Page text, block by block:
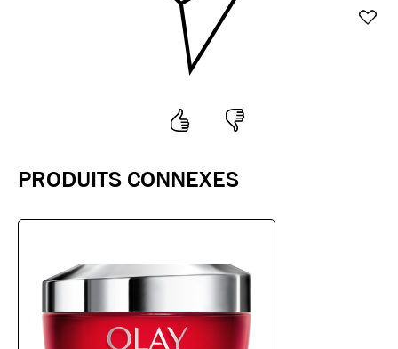
PRODUITS CONNEXES